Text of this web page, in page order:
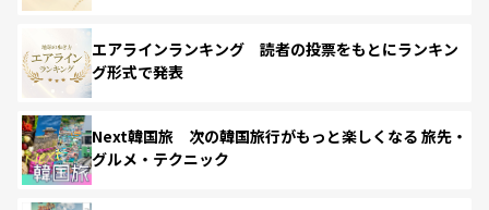
エアラインランキング 読者の投票をもとにランキン
グ形式で発表
Next韓国旅 次の韓国旅行がもっと楽しくなる 旅先・
グルメ・テクニック